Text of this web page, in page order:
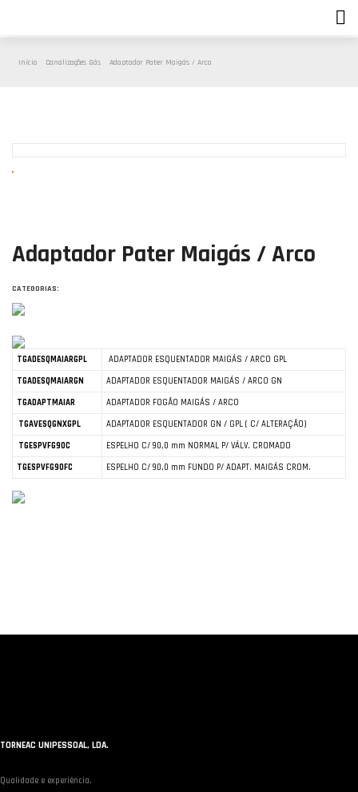
Início Canalizações Gás Adaptador Pater Maigás / Arco
Adaptador Pater Maigás / Arco
CATEGORIAS:
TGADESQMAIARGPL
ADAPTADOR ESQUENTADOR MAIGÁS / ARCO GPL
TGADESQMAIARGN
ADAPTADOR ESQUENTADOR MAIGÁS / ARCO GN
TGADAPTMAIAR
ADAPTADOR FOGÃO MAIGÁS / ARCO
TGAVESQGNXGPL
ADAPTADOR ESQUENTADOR GN / GPL ( C/ ALTERAÇÃO)
TGESPVFG90C
ESPELHO C/ 90,0 mm NORMAL P/ VÁLV. CROMADO
TGESPVFG90FC
ESPELHO C/ 90,0 mm FUNDO P/ ADAPT. MAIGÁS CROM.
TORNEAC UNIPESSOAL, LDA.
Qualidade e experiência.